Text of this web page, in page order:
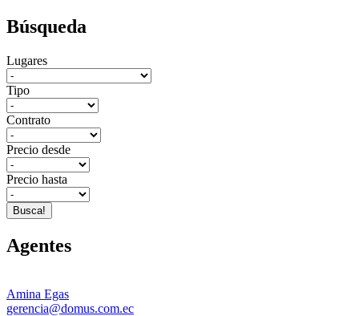
Búsqueda
Lugares
Tipo
Contrato
Precio desde
Precio hasta
Busca!
Agentes
Amina Egas
gerencia@domus.com.ec